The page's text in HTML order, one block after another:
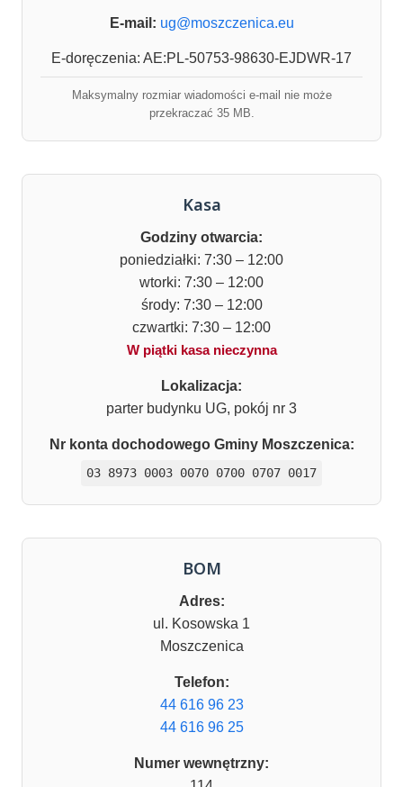
E-mail: ug@moszczenica.eu
E-doręczenia: AE:PL-50753-98630-EJDWR-17
Maksymalny rozmiar wiadomości e-mail nie może
przekraczać 35 MB.
Kasa
Godziny otwarcia:
poniedziałki: 7:30 – 12:00
wtorki: 7:30 – 12:00
środy: 7:30 – 12:00
czwartki: 7:30 – 12:00
W piątki kasa nieczynna
Lokalizacja:
parter budynku UG, pokój nr 3
Nr konta dochodowego Gminy Moszczenica:
03 8973 0003 0070 0700 0707 0017
BOM
Adres:
ul. Kosowska 1
Moszczenica
Telefon:
44 616 96 23
44 616 96 25
Numer wewnętrzny: